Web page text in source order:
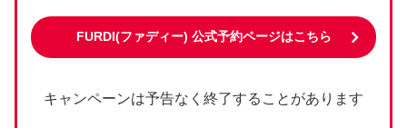
FURDI(ファディー) 公式予約ページはこちら
キャンペーンは予告なく終了することがあります